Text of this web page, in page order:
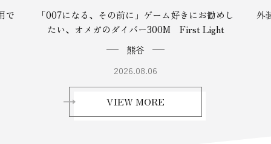
で
「007になる、その前に」ゲーム好きにお勧めし
たい、オメガのダイバー300M First Light
熊谷
2026.08.06
外
VIEW MORE